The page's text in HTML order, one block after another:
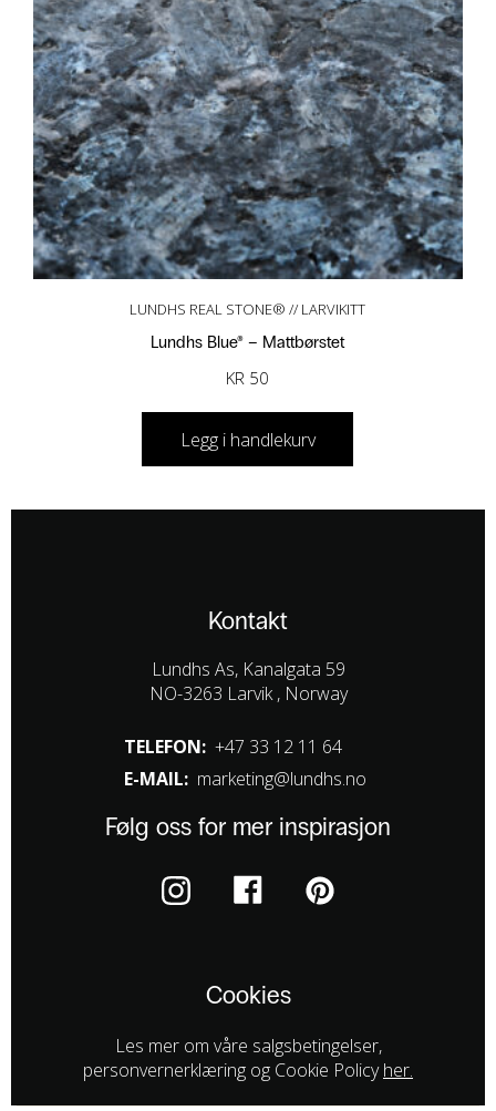
LUNDHS REAL STONE® // LARVIKITT
Lundhs Blue® – Mattbørstet
KR 50
Legg i handlekurv
Kontakt
Lundhs As, Kanalgata 59
NO-3263 Larvik , Norway
TELEFON: +47 33 12 11 64
E-MAIL: marketing@lundhs.no
Følg oss for mer inspirasjon
Cookies
Les mer om våre salgsbetingelser,
personvernerklæring og Cookie Policyher.